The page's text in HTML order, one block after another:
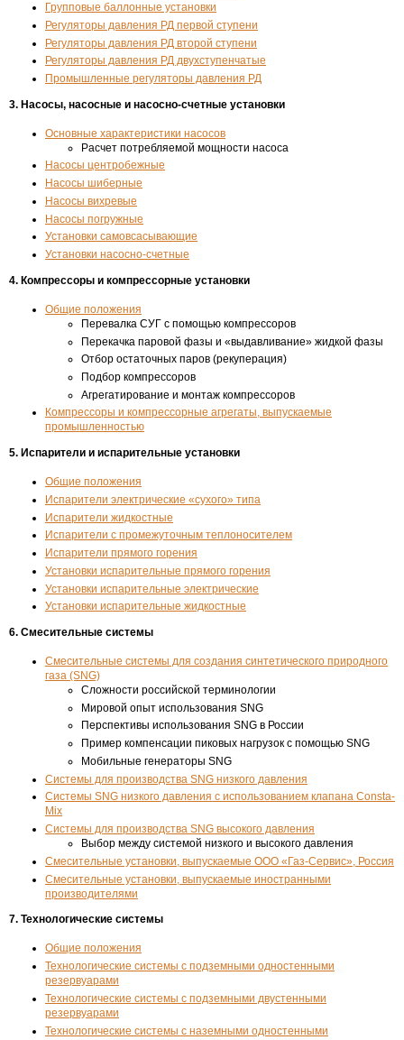
Групповые баллонные установки
Регуляторы давления РД первой ступени
Регуляторы давления РД второй ступени
Регуляторы давления РД двухступенчатые
Промышленные регуляторы давления РД
3. Насосы, насосные и насосно-счетные установки
Основные характеристики насосов
Расчет потребляемой мощности насоса
Насосы центробежные
Насосы шиберные
Насосы вихревые
Насосы погружные
Установки самовсасывающие
Установки насосно-счетные
4. Компрессоры и компрессорные установки
Общие положения
Перевалка СУГ с помощью компрессоров
Перекачка паровой фазы и «выдавливание» жидкой фазы
Отбор остаточных паров (рекуперация)
Подбор компрессоров
Агрегатирование и монтаж компрессоров
Компрессоры и компрессорные агрегаты, выпускаемые
промышленностью
5. Испарители и испарительные установки
Общие положения
Испарители электрические «сухого» типа
Испарители жидкостные
Испарители с промежуточным теплоносителем
Испарители прямого горения
Установки испарительные прямого горения
Установки испарительные электрические
Установки испарительные жидкостные
6. Смесительные системы
Смесительные системы для создания синтетического природного
газа (SNG)
Сложности российской терминологии
Мировой опыт использования SNG
Перспективы использования SNG в России
Пример компенсации пиковых нагрузок с помощью SNG
Мобильные генераторы SNG
Системы для производства SNG низкого давления
Системы SNG низкого давления с использованием клапана Consta-
Mix
Системы для производства SNG высокого давления
Выбор между системой низкого и высокого давления
Смесительные установки, выпускаемые ООО «Газ-Сервис», Россия
Смесительные установки, выпускаемые иностранными
производителями
7. Технологические системы
Общие положения
Технологические системы с подземными одностенными
резервуарами
Технологические системы с подземными двустенными
резервуарами
Технологические системы с наземными одностенными